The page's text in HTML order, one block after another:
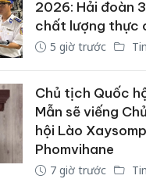
2026: Hải đoàn
chất lượng thực
5 giờ trước
Chủ tịch Quốc
Mẫn sẽ viếng
hội Lào
Phomvihane
7 giờ trước